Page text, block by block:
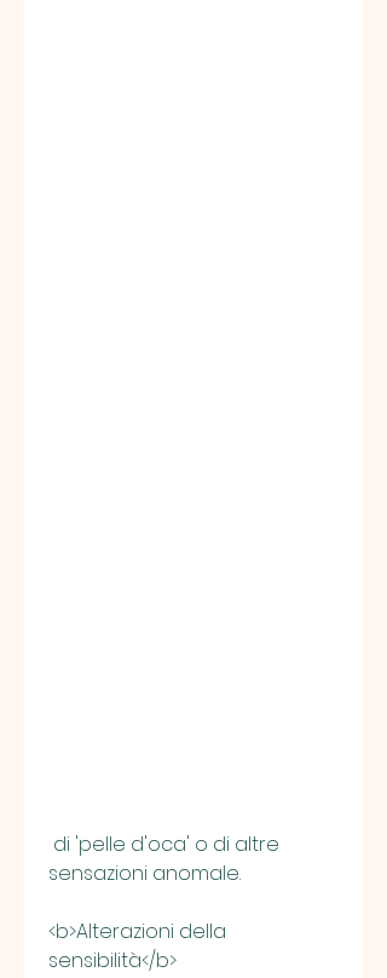
sensazioni anomale.
<b>Alterazioni della
sensibilità</b>